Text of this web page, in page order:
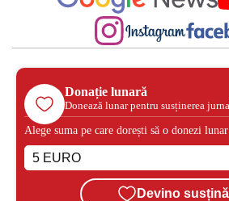
Donație lunară
Donează lunar pentru susținerea
Alege suma pe care dorești să o donezi lunar
Devino